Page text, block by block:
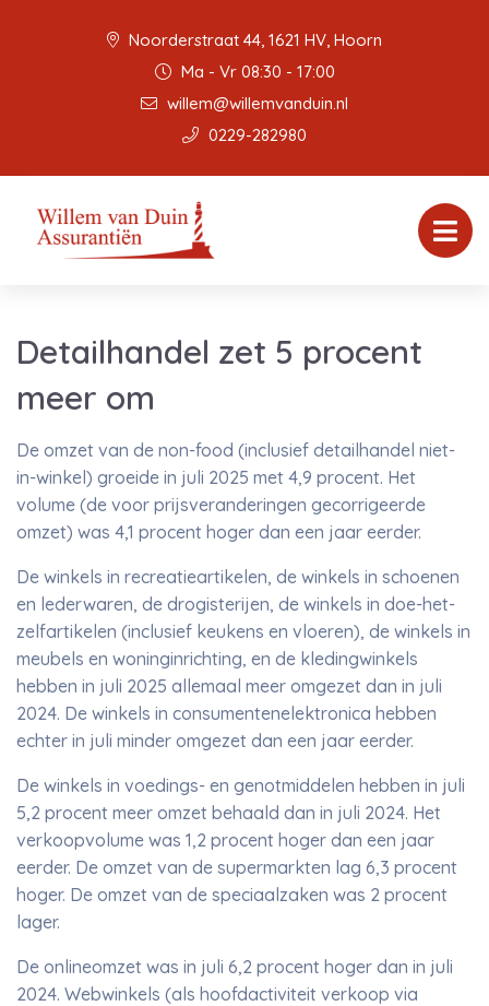
Noorderstraat 44, 1621 HV, Hoorn
Ma - Vr 08:30 - 17:00
willem@willemvanduin.nl
0229-282980
Detailhandel zet 5 procent
meer om
De omzet van de non-food (inclusief detailhandel niet-
in-winkel) groeide in juli 2025 met 4,9 procent. Het
volume (de voor prijsveranderingen gecorrigeerde
omzet) was 4,1 procent hoger dan een jaar eerder.
De winkels in recreatieartikelen, de winkels in schoenen
en lederwaren, de drogisterijen, de winkels in doe-het-
zelfartikelen (inclusief keukens en vloeren), de winkels in
meubels en woninginrichting, en de kledingwinkels
hebben in juli 2025 allemaal meer omgezet dan in juli
2024. De winkels in consumentenelektronica hebben
echter in juli minder omgezet dan een jaar eerder.
De winkels in voedings- en genotmiddelen hebben in juli
5,2 procent meer omzet behaald dan in juli 2024. Het
verkoopvolume was 1,2 procent hoger dan een jaar
eerder. De omzet van de supermarkten lag 6,3 procent
hoger. De omzet van de speciaalzaken was 2 procent
lager.
De onlineomzet was in juli 6,2 procent hoger dan in juli
2024. Webwinkels (als hoofdactiviteit verkoop via